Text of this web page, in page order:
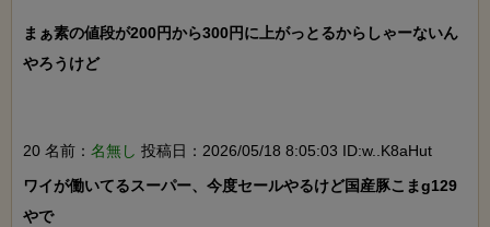
まぁ素の値段が200円から300円に上がっとるからしゃーないん
やろうけど
20 名前： 名無し 投稿日：2026/05/18 8:05:03 ID:w..K8aHut
ワイが働いてるスーパー、今度セールやるけど国産豚こまg129
やで